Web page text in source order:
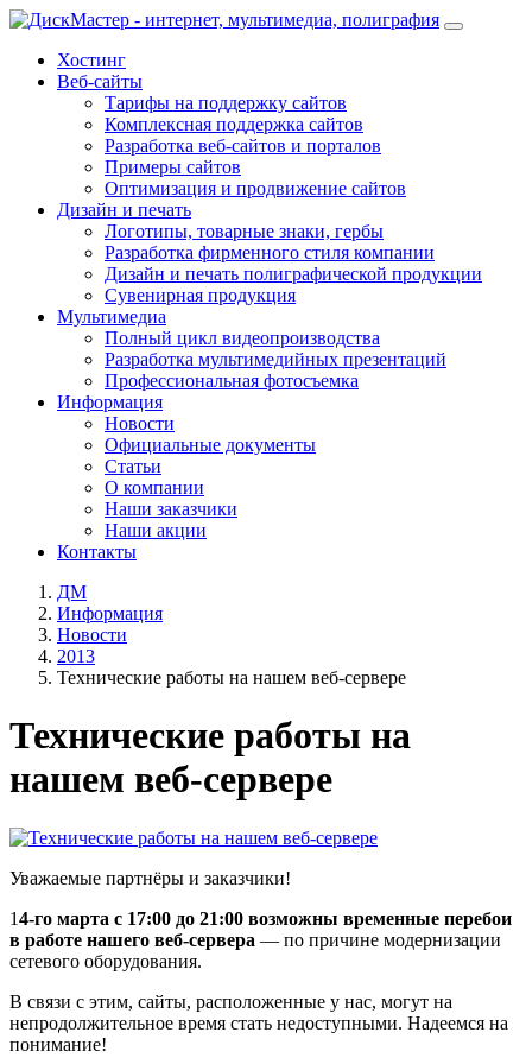
Хостинг
Веб-сайты
Тарифы на поддержку сайтов
Комплексная поддержка сайтов
Разработка веб-сайтов и порталов
Примеры сайтов
Оптимизация и продвижение сайтов
Дизайн и печать
Логотипы, товарные знаки, гербы
Разработка фирменного стиля компании
Дизайн и печать полиграфической продукции
Сувенирная продукция
Мультимедиа
Полный цикл видеопроизводства
Разработка мультимедийных презентаций
Профессиональная фотосъемка
Информация
Новости
Официальные документы
Статьи
О компании
Наши заказчики
Наши акции
Контакты
ДМ
Информация
Новости
2013
Технические работы на нашем веб-сервере
Технические работы на
нашем веб-сервере
Уважаемые партнёры и заказчики!
14-го марта с 17:00 до 21:00 возможны временные перебои
в работе нашего веб-сервера — по причине модернизации
сетевого оборудования.
В связи с этим, сайты, расположенные у нас, могут на
непродолжительное время стать недоступными. Надеемся на
понимание!